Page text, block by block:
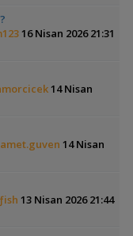
16 Nisan 2026 21:31
14 Nisan
14 Nisan
13 Nisan 2026 21:44